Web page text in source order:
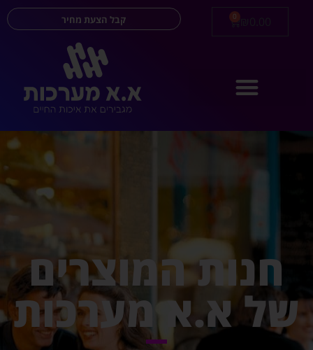
קבל הצעת מחיר 0
חנות המוצרים
של א.א מערכות